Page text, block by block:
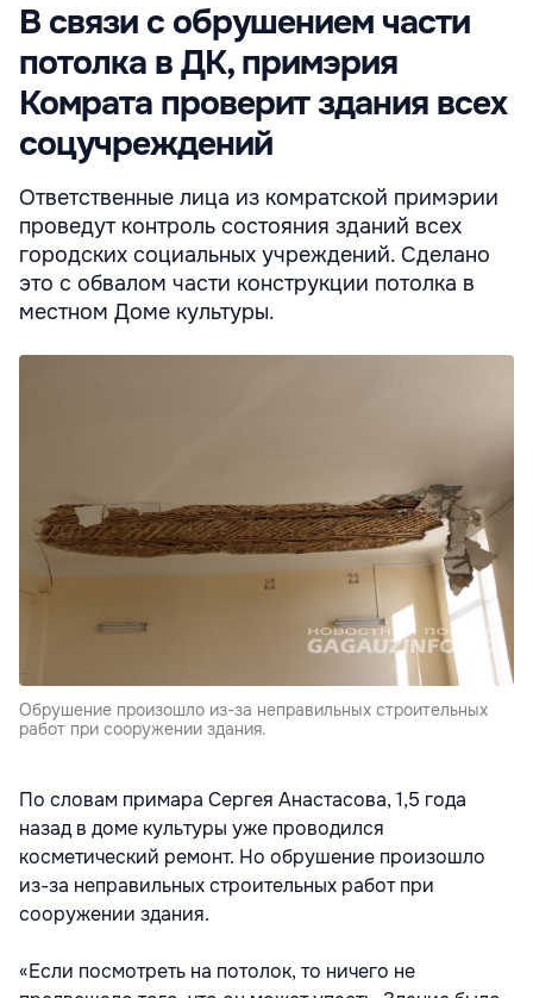
В связи с обрушением части
потолка в ДК, примэрия
Комрата проверит здания всех
соцучреждений
Ответственные лица из комратской примэрии
проведут контроль состояния зданий всех
городских социальных учреждений. Сделано
это с обвалом части конструкции потолка в
местном Доме культуры.
Обрушение произошло из-за неправильных строительных
работ при сооружении здания.
По словам примара Сергея Анастасова, 1,5 года
назад в доме культуры уже проводился
косметический ремонт. Но обрушение произошло
из-за неправильных строительных работ при
сооружении здания.
«Если посмотреть на потолок, то ничего не